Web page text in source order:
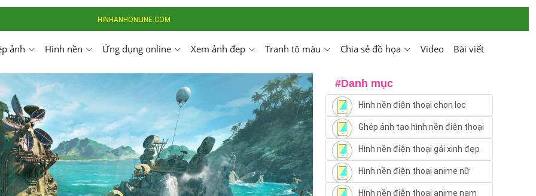
HINHANHONLINE.COM
ảnh Hình nền Ứng dụng online Xem ảnh đep Tranh tô màu Chia sẻ đồ họa Video Bài viết
#Danh mục
Hình nền điện thoại chọn lọc
Ghép ảnh tạo hình nền điện thoại
Hình nền điện thoại gái xinh đẹp
Hình nền điện thoại anime nữ
Hình nền điện thoại anime nam